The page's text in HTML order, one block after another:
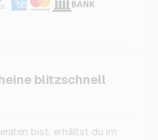
blitzschnell
bist, erhältst du im